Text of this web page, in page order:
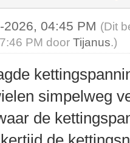
2026, 04:45 PM (Dit
PM doorTijanus.)
simpelweg
de